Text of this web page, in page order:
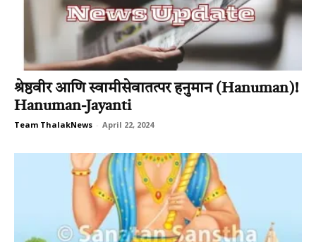
श्रेष्ठवीर आणि स्वामीसेवातत्पर हनुमान (Hanuman)!
Hanuman-Jayanti
Team ThalakNews - April 22, 2024